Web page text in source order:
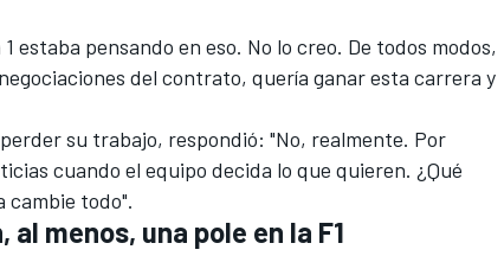
estaba pensando en eso. No lo creo. De todos modos,
del contrato, quería ganar esta carrera y
su trabajo, respondió: "No, realmente. Por
cuando el equipo decida lo que quieren. ¿Qué
cambie todo".
menos, una pole en la F1